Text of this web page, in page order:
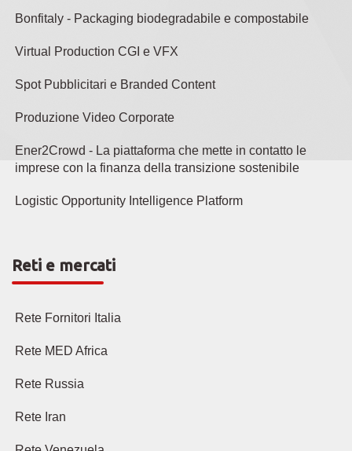
Bonfitaly - Packaging biodegradabile e compostabile
Virtual Production CGI e VFX
Spot Pubblicitari e Branded Content
Produzione Video Corporate
Ener2Crowd - La piattaforma che mette in contatto le
imprese con la finanza della transizione sostenibile
Logistic Opportunity Intelligence Platform
Reti e mercati
Rete Fornitori Italia
Rete MED Africa
Rete Russia
Rete Iran